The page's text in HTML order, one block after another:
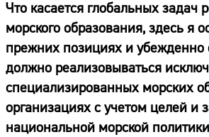
Что касается глобальных задач
морского образования, здесь я
прежних позициях и убежденно
должно реализовываться
специализированных морских
организациях с учетом целей и
национальной морской